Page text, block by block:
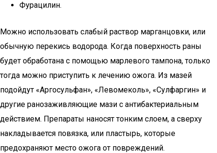
Фурацилин.
Можно использовать слабый раствор марганцовки, или
обычную перекись водорода. Когда поверхность раны
будет обработана с помощью марлевого тампона, только
тогда можно приступить к лечению ожога. Из мазей
подойдут «Аргосульфан», «Левомеколь», «Сулфаргин» и
другие ранозаживляющие мази с антибактериальным
действием. Препараты наносят тонким слоем, а сверху
накладывается повязка, или пластырь, которые
предохраняют место ожога от повреждений.